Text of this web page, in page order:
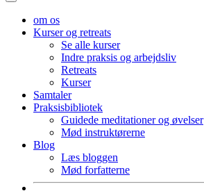
om os
Kurser og retreats
Se alle kurser
Indre praksis og arbejdsliv
Retreats
Kurser
Samtaler
Praksisbibliotek
Guidede meditationer og øvelser
Mød instruktørerne
Blog
Læs bloggen
Mød forfatterne